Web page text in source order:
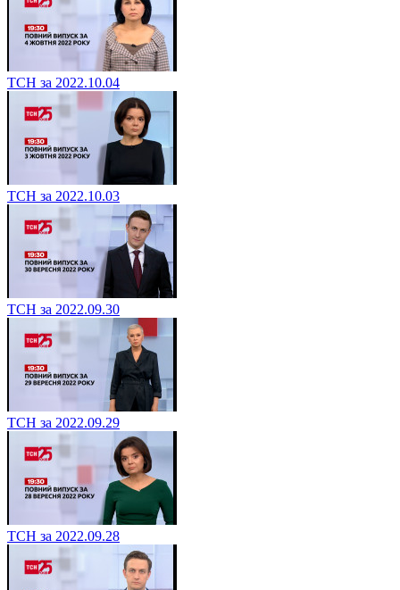
ТСН за 2022.10.04
ТСН за 2022.10.03
ТСН за 2022.09.30
ТСН за 2022.09.29
ТСН за 2022.09.28